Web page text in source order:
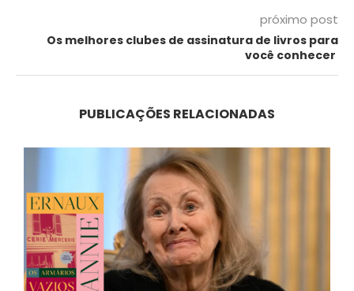
próximo post
Os melhores clubes de assinatura de livros para
você conhecer
PUBLICAÇÕES RELACIONADAS